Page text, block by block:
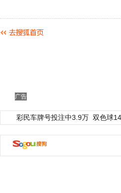
广告
彩民车牌号投注中3.9万 双色球